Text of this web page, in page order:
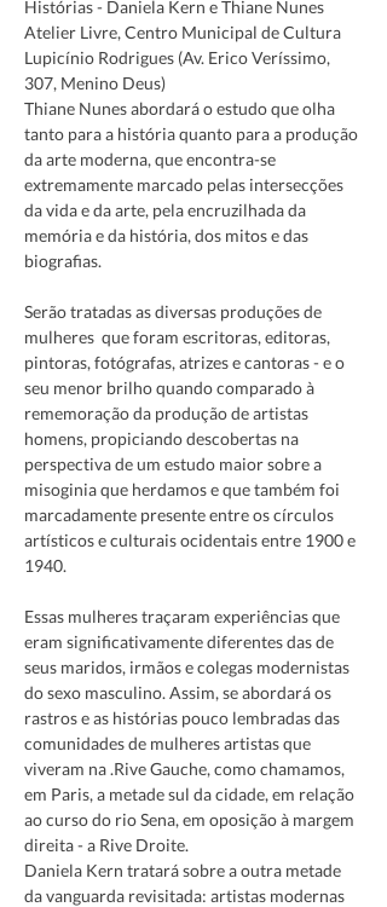
Histórias - Daniela Kern e Thiane Nunes
Atelier Livre, Centro Municipal de Cultura
Lupicínio Rodrigues (Av. Erico Veríssimo,
307, Menino Deus)
Thiane Nunes abordará o estudo que olha
tanto para a história quanto para a produção
da arte moderna, que encontra-se
extremamente marcado pelas intersecções
da vida e da arte, pela encruzilhada da
memória e da história, dos mitos e das
Serão tratadas as diversas produções de
mulheres  que foram escritoras, editoras,
pintoras, fotógrafas, atrizes e cantoras - e o
seu menor brilho quando comparado à
rememoração da produção de artistas
homens, propiciando descobertas na
perspectiva de um estudo maior sobre a
misoginia que herdamos e que também foi
marcadamente presente entre os círculos
artísticos e culturais ocidentais entre 1900 e
Essas mulheres traçaram experiências que
eram significativamente diferentes das de
seus maridos, irmãos e colegas modernistas
do sexo masculino. Assim, se abordará os
rastros e as histórias pouco lembradas das
comunidades de mulheres artistas que
viveram na .Rive Gauche, como chamamos,
em Paris, a metade sul da cidade, em relação
ao curso do rio Sena, em oposição à margem
direita - a Rive Droite.
Daniela Kern tratará sobre a outra metade
da vanguarda revisitada: artistas modernas